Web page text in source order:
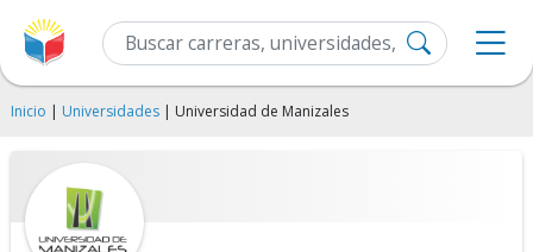
Inicio | Universidades | Universidad de Manizales